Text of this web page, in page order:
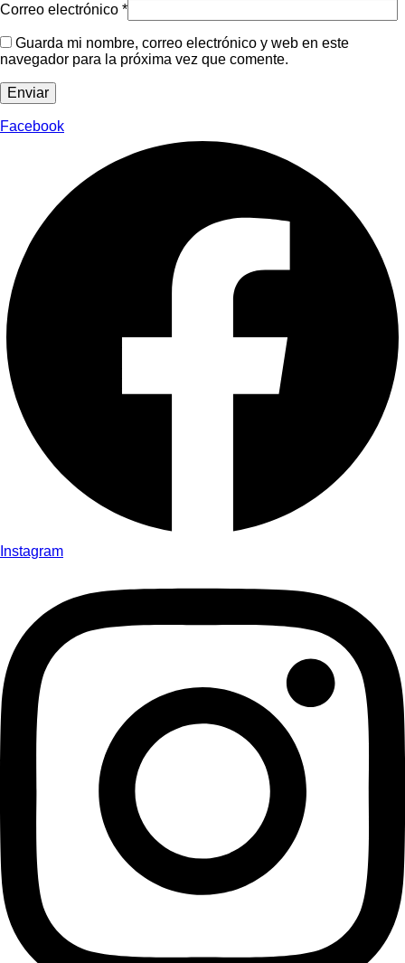
Correo electrónico *
Guarda mi nombre, correo electrónico y web en este
navegador para la próxima vez que comente.
Facebook
Instagram